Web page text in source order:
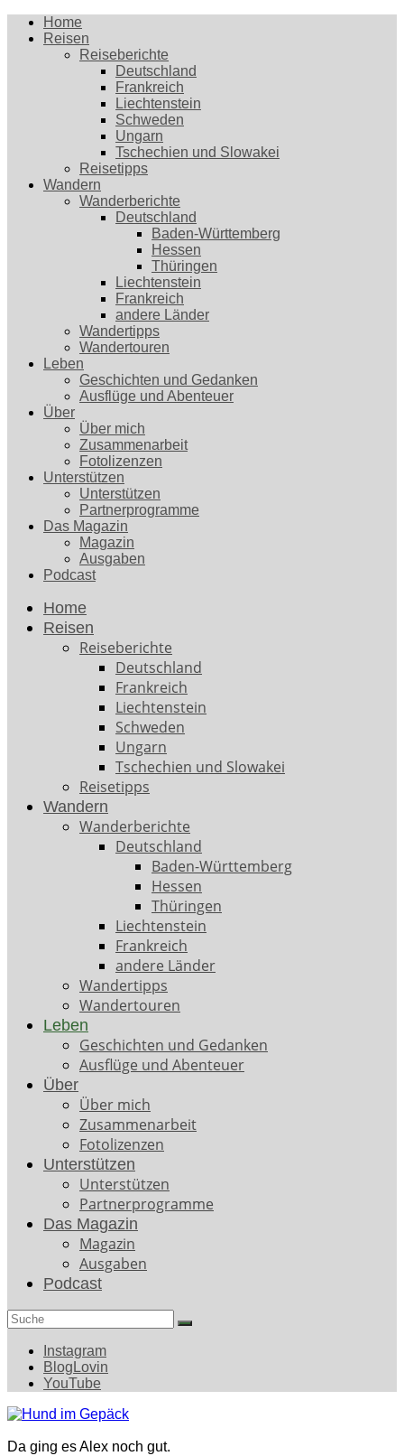
Home
Reisen
Reiseberichte
Deutschland
Frankreich
Liechtenstein
Schweden
Ungarn
Tschechien und Slowakei
Reisetipps
Wandern
Wanderberichte
Deutschland
Baden-Württemberg
Hessen
Thüringen
Liechtenstein
Frankreich
andere Länder
Wandertipps
Wandertouren
Leben
Geschichten und Gedanken
Ausflüge und Abenteuer
Über
Über mich
Zusammenarbeit
Fotolizenzen
Unterstützen
Unterstützen
Partnerprogramme
Das Magazin
Magazin
Ausgaben
Podcast
Home
Reisen
Reiseberichte
Deutschland
Frankreich
Liechtenstein
Schweden
Ungarn
Tschechien und Slowakei
Reisetipps
Wandern
Wanderberichte
Deutschland
Baden-Württemberg
Hessen
Thüringen
Liechtenstein
Frankreich
andere Länder
Wandertipps
Wandertouren
Leben
Geschichten und Gedanken
Ausflüge und Abenteuer
Über
Über mich
Zusammenarbeit
Fotolizenzen
Unterstützen
Unterstützen
Partnerprogramme
Das Magazin
Magazin
Ausgaben
Podcast
Search
Instagram
BlogLovin
YouTube
Da ging es Alex noch gut.